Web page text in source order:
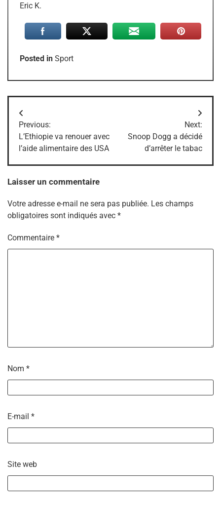
Eric K.
Posted in Sport
Navigation
de
l’article
Previous:
L’Ethiopie va renouer avec
l’aide alimentaire des USA
Next:
Snoop Dogg a décidé
d’arrêter le tabac
Laisser un commentaire
Votre adresse e-mail ne sera pas publiée. Les champs
obligatoires sont indiqués avec *
Commentaire *
Nom *
E-mail *
Site web